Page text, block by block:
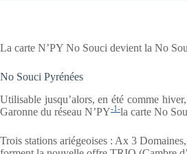
La carte N’PY No Souci devient la No
No Souci Pyrénées
Utilisable jusqu’alors, en été comme
Garonne du réseau N’PY-1-la carte No
Trois stations ariégeoises : Ax 3